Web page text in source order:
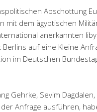
Abschottung
dem ägyptischen
anerkannten
auf eine Kleine
im Deutschen
Gehrke, Sevim
Anfrage ausführen,